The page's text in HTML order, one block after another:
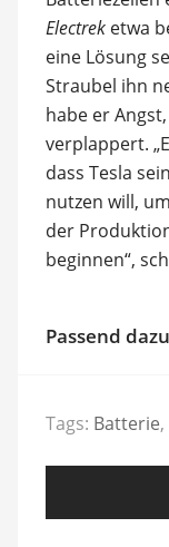
Electreketwa
eine Lösung
Straubel ihn
habe er
verplappert.
dass Tesla
nutzen will,
der
beginnen“,
Passend dazu
Tags: Batterie,